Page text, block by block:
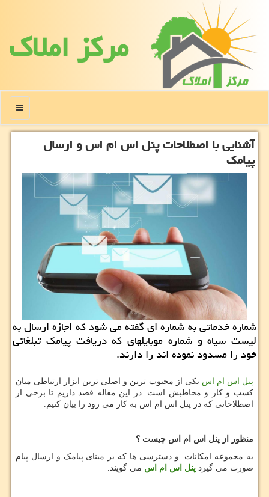
مركز املاك
منو
آشنایی با اصطلاحات پنل اس ام اس و ارسال
پیامك
شماره خدماتی به شماره ای گفته می شود كه اجازه ارسال به
لیست سیاه و شماره موبایلهای كه دریافت پیامك تبلغاتی
خود را مسدود نموده اند را دارند.
پنل اس ام اس یکی از محبوب ترین و اصلی ترین ابزار ارتباطی میان
کسب و کار و مخاطبش است. در این مقاله قصد داریم تا برخی از
اصطلاحاتی که در پنل اس ام اس به کار می رود را بیان کنیم.
منظور از پنل اس ام اس چیست ؟
به مجموعه امکانات و دسترسی ها که بر مبنای پیامک و ارسال پیام
صورت می گیرد پنل اس ام اس می گویند.